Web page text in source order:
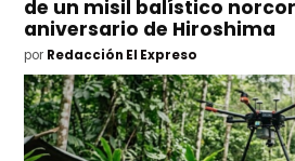
de un misil balístico
aniversario de Hiroshima
por Redacción El Expreso